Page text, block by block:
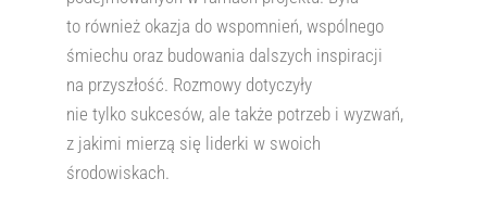
to również okazja do wspomnień, wspólnego
śmiechu oraz budowania dalszych inspiracji
na przyszłość. Rozmowy dotyczyły
nie tylko sukcesów, ale także potrzeb i wyzwań,
z jakimi mierzą się liderki w swoich
środowiskach.